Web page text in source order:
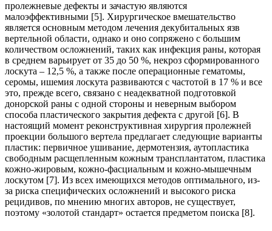
пролежневые дефекты и зачастую являются
малоэффективными [5]. Хирургическое вмешательство
является основным методом лечения декубитальных язв
вертельной области, однако и оно сопряжено с большим
количеством осложнений, таких как инфекция раны, которая
в среднем варьирует от 35 до 50 %, некроз сформированного
лоскута – 12,5 %, а также после операционные гематомы,
серомы, ишемия лоскута развиваются с частотой в 17 % и все
это, прежде всего, связано с неадекватной подготовкой
донорской раны с одной стороны и неверным выбором
способа пластического закрытия дефекта с другой [6]. В
настоящий момент реконструктивная хирургия пролежней
проекции большого вертела предлагает следующие варианты
пластик: первичное ушивание, дермотензия, аутопластика
свободным расщепленным кожным трансплантатом, пластика
кожно-жировым, кожно-фасциальным и кожно-мышечным
лоскутом [7]. Из всех имеющихся методов оптимального, из-
за риска специфических осложнений и высокого риска
рецидивов, по мнению многих авторов, не существует,
поэтому «золотой стандарт» остается предметом поиска [8].